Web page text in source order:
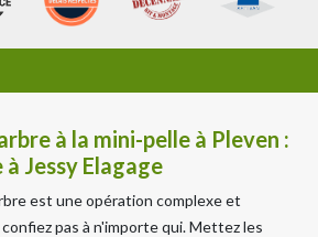
à la mini-pelle à Pleven :
Jessy Elagage
est une opération complexe et
pas à n'importe qui. Mettez les